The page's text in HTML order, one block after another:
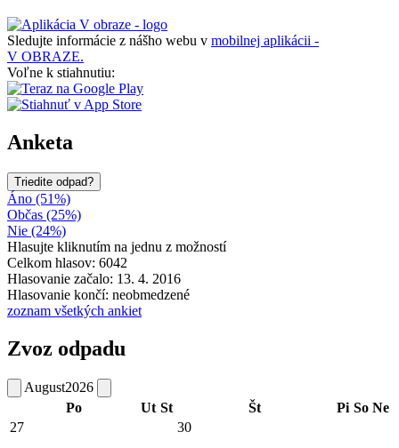
Sledujte informácie z nášho webu v mobilnej aplikácii -
V OBRAZE.
Voľne k stiahnutiu:
Anketa
Triedite odpad?
Áno (51%)
Občas (25%)
Nie (24%)
Hlasujte kliknutím na jednu z možností
Celkom hlasov: 6042
Hlasovanie začalo: 13. 4. 2016
Hlasovanie končí: neobmedzené
zoznam všetkých ankiet
Zvoz odpadu
August2026
Po
Ut St Št Pi So Ne
27
30